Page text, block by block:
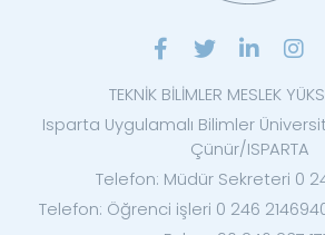
TEKNİK BİLİMLER MESLEK
Isparta Uygulamalı Bilimler
Çünür/ISPARTA
Telefon: Müdür Sekreteri 0
Telefon: Öğrenci işleri 0 246